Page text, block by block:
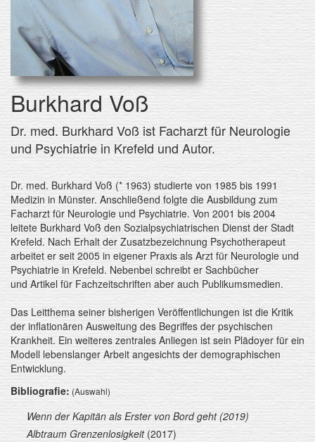
Burkhard Voß
Dr. med. Burkhard Voß ist Facharzt für Neurologie
und Psychiatrie in Krefeld und Autor.
Dr. med. Burkhard Voß (* 1963) studierte von 1985 bis 1991
Medizin in Münster. Anschließend folgte die Ausbildung zum
Facharzt für Neurologie und Psychiatrie. Von 2001 bis 2004
leitete Burkhard Voß den Sozialpsychiatrischen Dienst der Stadt
Krefeld. Nach Erhalt der Zusatzbezeichnung Psychotherapeut
arbeitet er seit 2005 in eigener Praxis als Arzt für Neurologie und
Psychiatrie in Krefeld. Nebenbei schreibt er Sachbücher
und Artikel für Fachzeitschriften aber auch Publikumsmedien.
Das Leitthema seiner bisherigen Veröffentlichungen ist die Kritik
der inflationären Ausweitung des Begriffes der psychischen
Krankheit. Ein weiteres zentrales Anliegen ist sein Plädoyer für ein
Modell lebenslanger Arbeit angesichts der demographischen
Entwicklung.
Bibliografie: (Auswahl)
Wenn der Kapitän als Erster von Bord geht (2019)
Albtraum Grenzenlosigkeit(2017)